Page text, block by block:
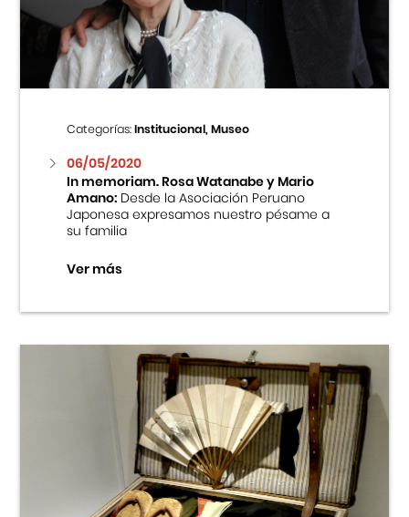
Centro Cultural Peruano Japonés
Cursos
Museo de la Inmigración Japonesa
Fondo Editorial
Teatro Peruano Japonés
Categorías:Institucional, Museo
06/05/2020
In memoriam. Rosa Watanabe y Mario
Amano:Desde la Asociación Peruano
Japonesa expresamos nuestro pésame a
su familia
Ver más